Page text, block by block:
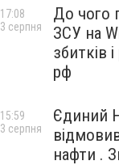
До чого
ЗСУ на
збитків
рф
17:08
3 серпня
Єдиний
нафти .
15:59
3 серпня